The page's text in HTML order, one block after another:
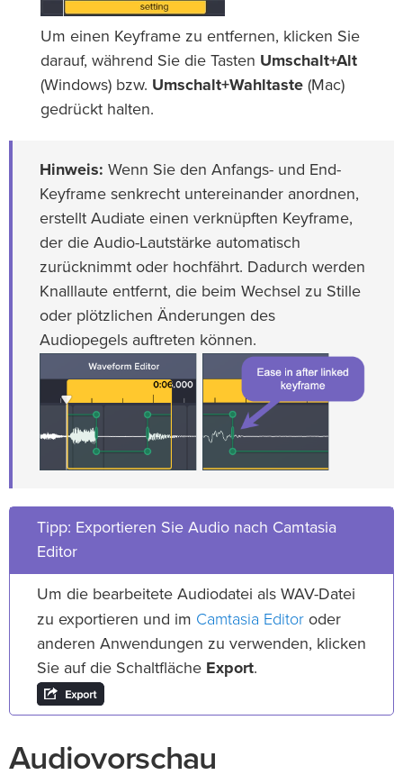
Um einen Keyframe zu entfernen, klicken Sie
darauf, während Sie die Tasten Umschalt+Alt
(Windows) bzw. Umschalt+Wahltaste (Mac)
gedrückt halten.
Hinweis: Wenn Sie den Anfangs- und End-
Keyframe senkrecht untereinander anordnen,
erstellt Audiate einen verknüpften Keyframe,
der die Audio-Lautstärke automatisch
zurücknimmt oder hochfährt. Dadurch werden
Knalllaute entfernt, die beim Wechsel zu Stille
oder plötzlichen Änderungen des
Audiopegels auftreten können.
Tipp: Exportieren Sie Audio nach Camtasia
Editor
Um die bearbeitete Audiodatei als WAV-Datei
zu exportieren und im Camtasia Editor oder
anderen Anwendungen zu verwenden, klicken
Sie auf die Schaltfläche Export.
Audiovorschau